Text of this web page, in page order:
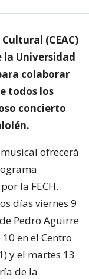
(CEAC)
la Universidad
colaborar
todos los
concierto
ofrecerá
la FECH.
días viernes 9
Pedro Aguirre
en el Centro
y el martes 13
de la